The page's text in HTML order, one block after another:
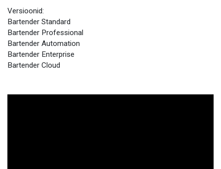
Versioonid:
Bartender Standard
Bartender Professional
Bartender Automation
Bartender Enterprise
Bartender Cloud